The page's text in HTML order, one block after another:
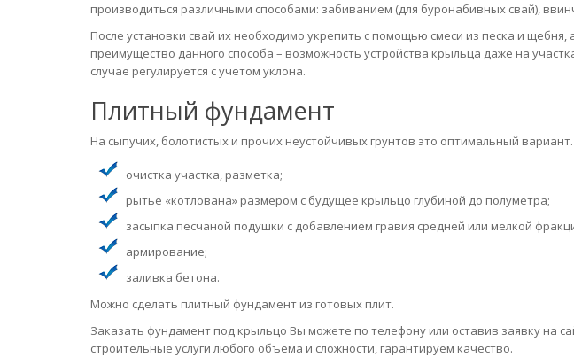
производиться различными способами: забиванием (для буронабивных свай),
После установки свай их необходимо укрепить с помощью смеси из песка и
преимущество данного способа – возможность устройства крыльца даже на
случае регулируется с учетом уклона.
Плитный фундамент
На сыпучих, болотистых и прочих неустойчивых грунтов это оптимальный
очистка участка, разметка;
рытье «котлована» размером с будущее крыльцо глубиной до полуметра;
засыпка песчаной подушки с добавлением гравия средней или мелкой
армирование;
заливка бетона.
Можно сделать плитный фундамент из готовых плит.
Заказать фундамент под крыльцо Вы можете по телефону или оставив заявку на
строительные услуги любого объема и сложности, гарантируем качество.